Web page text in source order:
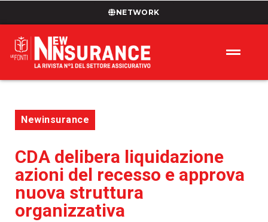
NETWORK
Newinsurance
CDA delibera liquidazione
azioni del recesso e approva
nuova struttura
organizzativa